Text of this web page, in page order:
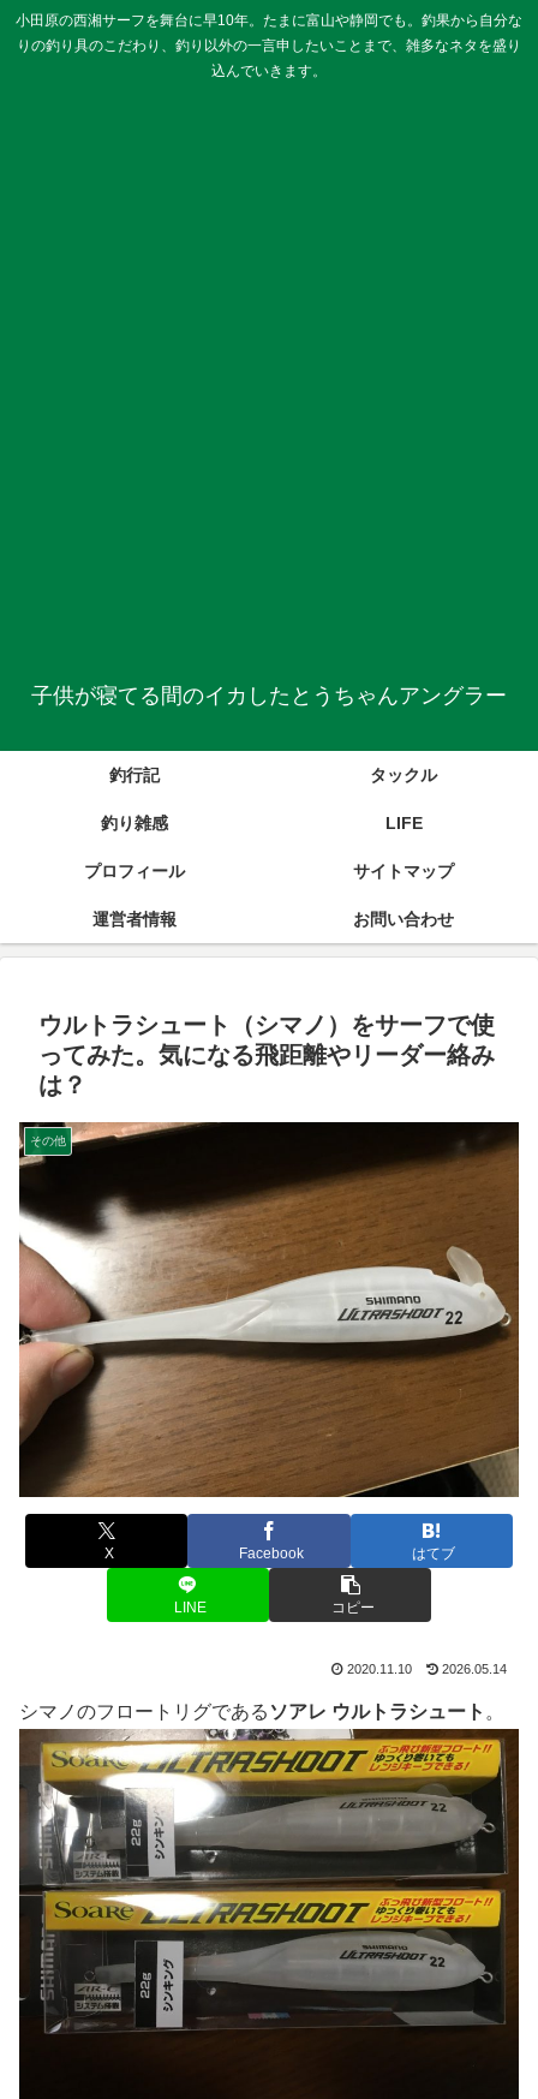
小田原の西湘サーフを舞台に早10年。たまに富山や静岡でも。釣果から自分な
りの釣り具のこだわり、釣り以外の一言申したいことまで、雑多なネタを盛り
込んでいきます。
子供が寝てる間のイカしたとうちゃんアングラー
釣行記 タックル
釣り雑感 LIFE
プロフィール サイトマップ
運営者情報 お問い合わせ
ウルトラシュート（シマノ）をサーフで使
ってみた。気になる飛距離やリーダー絡み
は？
その他
X Facebook はてブ
LINE コピー
2020.11.10 2026.05.14
シマノのフロートリグである ソアレ ウルトラシュート 。